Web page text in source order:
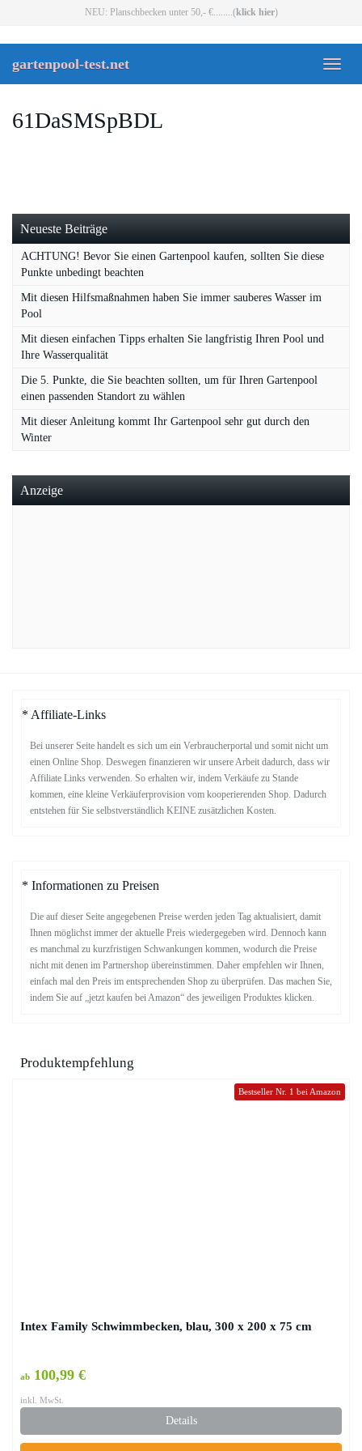
NEU: Planschbecken unter 50,- €........(klick hier)
Toggle
gartenpool-test.net
61DaSMSpBDL
Neueste Beiträge
ACHTUNG! Bevor Sie einen Gartenpool kaufen, sollten Sie diese
Punkte unbedingt beachten
Mit diesen Hilfsmaßnahmen haben Sie immer sauberes Wasser im
Pool
Mit diesen einfachen Tipps erhalten Sie langfristig Ihren Pool und
Ihre Wasserqualität
Die 5. Punkte, die Sie beachten sollten, um für Ihren Gartenpool
einen passenden Standort zu wählen
Mit dieser Anleitung kommt Ihr Gartenpool sehr gut durch den
Winter
Anzeige
* Affiliate-Links
Bei unserer Seite handelt es sich um ein Verbraucherportal und somit nicht um
einen Online Shop. Deswegen finanzieren wir unsere Arbeit dadurch, dass wir
Affiliate Links verwenden. So erhalten wir, indem Verkäufe zu Stande
kommen, eine kleine Verkäuferprovision vom kooperierenden Shop. Dadurch
entstehen für Sie selbstverständlich KEINE zusätzlichen Kosten.
* Informationen zu Preisen
Die auf dieser Seite angegebenen Preise werden jeden Tag aktualisiert, damit
Ihnen möglichst immer der aktuelle Preis wiedergegeben wird. Dennoch kann
es manchmal zu kurzfristigen Schwankungen kommen, wodurch die Preise
nicht mit denen im Partnershop übereinstimmen. Daher empfehlen wir Ihnen,
einfach mal den Preis im entsprechenden Shop zu überprüfen. Das machen Sie,
indem Sie auf „jetzt kaufen bei Amazon“ des jeweiligen Produktes klicken.
Produktempfehlung
Bestseller Nr. 1 bei Amazon
Intex Family Schwimmbecken, blau, 300 x 200 x 75 cm
ab 100,99 €
inkl. MwSt.
Details